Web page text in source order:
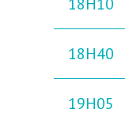
18H40
19H05